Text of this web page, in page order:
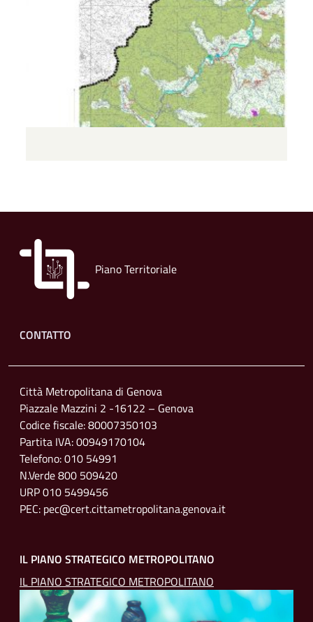
Piano Territoriale
Footer menu
CONTATTO
Città Metropolitana di Genova
Piazzale Mazzini 2 -16122 – Genova
Codice fiscale: 80007350103
Partita IVA: 00949170104
Telefono: 010 54991
N.Verde 800 509420
URP 010 5499456
PEC: pec@cert.cittametropolitana.genova.it
IL PIANO STRATEGICO METROPOLITANO
IL PIANO STRATEGICO METROPOLITANO